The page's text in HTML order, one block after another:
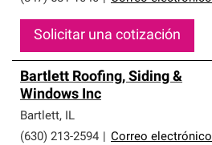
Solicitar una cotización
Bartlett Roofing, Siding &
Windows Inc
Bartlett, IL
(630) 213-2594
Correo electrónico